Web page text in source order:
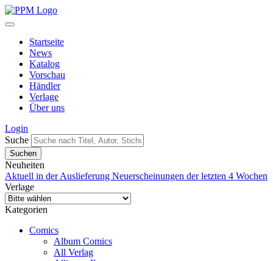
Startseite
News
Katalog
Vorschau
Händler
Verlage
Über uns
Login
Suche
Neuheiten
Aktuell in der Auslieferung Neuerscheinungen der letzten 4 Wochen
Verlage
Kategorien
Comics
Album Comics
All Verlag